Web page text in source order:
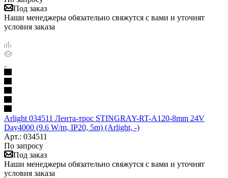
Под заказ
Наши менеджеры обязательно свяжутся с вами и уточнят
условия заказа
Arlight 034511 Лента-трос STINGRAY-RT-A120-8mm 24V
Day4000 (9.6 W/m, IP20, 5m) (Arlight, -)
Арт.: 034511
По запросу
Под заказ
Наши менеджеры обязательно свяжутся с вами и уточнят
условия заказа